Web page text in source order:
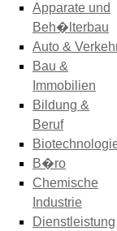
Apparate und
Beh�lterbau
Auto &
Bau &
Immobilien
Bildung &
Beruf
B�ro
Chemische
Industrie
Dienstleistung